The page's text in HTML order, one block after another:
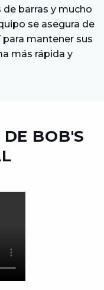
barras y mucho
se asegura de
mantener sus
más rápida y
BOB'S